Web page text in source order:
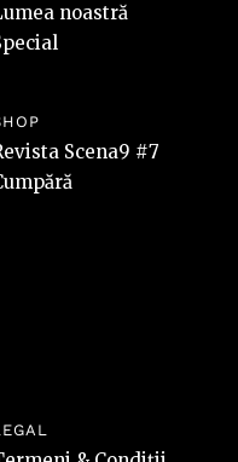
noastră
Scena9 #7